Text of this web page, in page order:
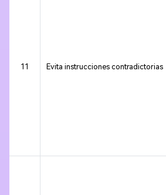
11 Evita instrucciones contradictorias